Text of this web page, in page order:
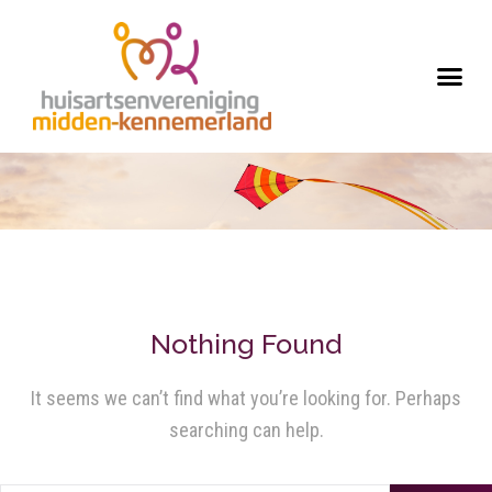
Nothing Found
It seems we can’t find what you’re looking for. Perhaps
searching can help.